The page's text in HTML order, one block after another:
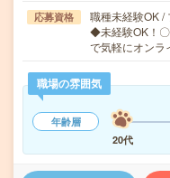
応募資格
職種未経験OK /
◆未経験OK！
で気軽にオン
職場の雰囲気
年齢層
20代